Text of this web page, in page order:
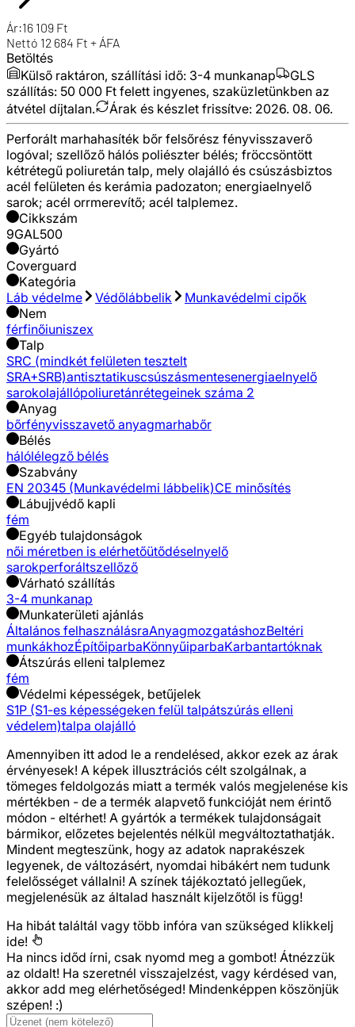
Ár:16 109 Ft
Nettó 12 684 Ft + ÁFA
Betöltés
Külső raktáron, szállítási idő: 3-4 munkanap
GLS
szállítás: 50 000 Ft felett ingyenes, szaküzletünkben az
átvétel díjtalan.
Árak és készlet frissítve: 2026. 08. 06.
Perforált marhahasíték bőr felsőrész fényvisszaverő
logóval; szellőző hálós poliészter bélés; fröccsöntött
kétrétegű poliuretán talp, mely olajálló és csúszásbiztos
acél felületen és kerámia padozaton; energiaelnyelő
sarok; acél orrmerevítő; acél talplemez.
Cikkszám
9GAL500
Gyártó
Coverguard
Kategória
Láb védelme
Védőlábbelik
Munkavédelmi cipők
Nem
férfinőiuniszex
Talp
SRC (mindkét felületen tesztelt
SRA+SRB)antisztatikuscsúszásmentesenergiaelnyelő
sarokolajállópoliuretánrétegeinek száma 2
Anyag
bőrfényvisszavető anyagmarhabőr
Bélés
hálólélegző bélés
Szabvány
EN 20345 (Munkavédelmi lábbelik)CE minősítés
Lábujjvédő kapli
fém
Egyéb tulajdonságok
női méretben is elérhetőütődéselnyelő
sarokperforáltszellőző
Várható szállítás
3-4 munkanap
Munkaterületi ajánlás
Általános felhasználásraAnyagmozgatáshozBeltéri
munkákhozÉpítőiparbaKönnyűiparbaKarbantartóknak
Átszúrás elleni talplemez
fém
Védelmi képességek, betűjelek
S1P (S1-es képességeken felül talpátszúrás elleni
védelem)talpa olajálló
Amennyiben itt adod le a rendelésed, akkor ezek az árak
érvényesek! A képek illusztrációs célt szolgálnak, a
tömeges feldolgozás miatt a termék valós megjelenése kis
mértékben - de a termék alapvető funkcióját nem érintő
módon - eltérhet! A gyártók a termékek tulajdonságait
bármikor, előzetes bejelentés nélkül megváltoztathatják.
Mindent megteszünk, hogy az adatok naprakészek
legyenek, de változásért, nyomdai hibákért nem tudunk
felelősséget vállalni! A színek tájékoztató jellegűek,
megjelenésük az általad használt kijelzőtől is függ!
Ha hibát találtál vagy több infóra van szükséged klikkelj
ide!
Ha nincs időd írni, csak nyomd meg a gombot! Átnézzük
az oldalt! Ha szeretnél visszajelzést, vagy kérdésed van,
akkor add meg elérhetőséged! Mindenképpen köszönjük
szépen! :)